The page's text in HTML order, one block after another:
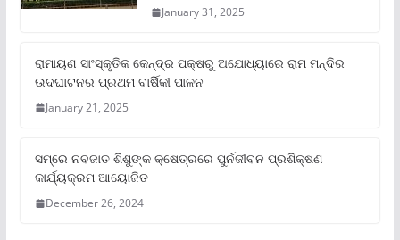
January 31, 2025
ରାମାୟଣ ସାଂସ୍କୃତିକ କେନ୍ଦ୍ର ପକ୍ଷରୁ ଅଯୋଧ୍ୟାରେ ରାମ ମନ୍ଦିର
ଉଦଘାଟନର ପ୍ରଥମ ବାର୍ଷିକୀ ପାଳନ
January 21, 2025
ସମ୍‌ରେ ନବଜାତ ଶିଶୁଙ୍କ କ୍ଷେତ୍ରରେ ପୁର୍ନଜୀବନ ପ୍ରଶିକ୍ଷଣ
କାର୍ଯ୍ୟକ୍ରମ ଆୟୋଜିତ
December 26, 2024